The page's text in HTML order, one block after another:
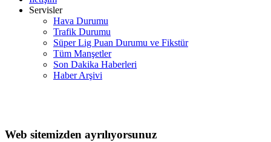
Servisler
Hava Durumu
Trafik Durumu
Süper Lig Puan Durumu ve Fikstür
Tüm Manşetler
Son Dakika Haberleri
Haber Arşivi
Web sitemizden ayrılıyorsunuz